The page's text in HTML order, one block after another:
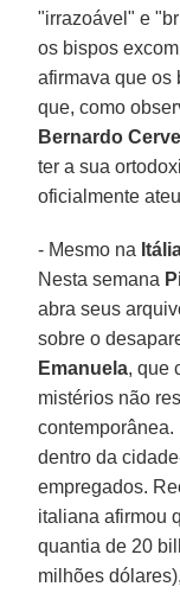
"irrazoável" e
os bispos
afirmava que os
que, como
Bernardo
ter a sua
oficialmente
- Mesmo na
Nesta semana
abra seus
sobre o
Emanuela, que
mistérios não
dentro da
empregados.
italiana afirmou
quantia de 20
milhões